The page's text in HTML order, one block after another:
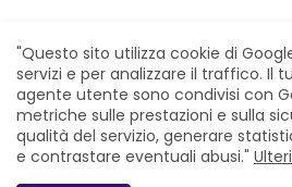
Home Chi siamo
"Questo sito utilizza cookie di
servizi e per analizzare il traffico. Il
agente utente sono condivisi con
metriche sulle prestazioni e sulla
qualità del servizio, generare
e contrastare eventuali abusi."